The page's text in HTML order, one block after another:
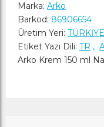
Marka: Arko
Barkod: 86906654
Üretim Yeri: TÜRKİYE
Etiket Yazı Dili: TR ,
Arko Krem 150 ml